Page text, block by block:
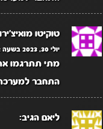
טוקיטו מואיצ'ירו
יולי 30, 2023 בשעה 6:22 pm
מתי תתרגמו את אושי נו
התחבר
ליאם הגיב: